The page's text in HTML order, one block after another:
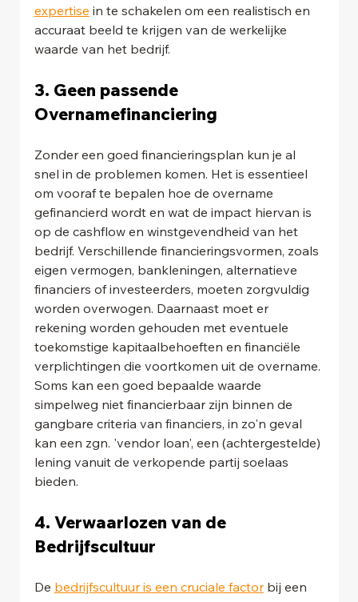
expertise in te schakelen om een realistisch en
accuraat beeld te krijgen van de werkelijke
waarde van het bedrijf.
3. Geen passende
Overnamefinanciering
Zonder een goed financieringsplan kun je al
snel in de problemen komen. Het is essentieel
om vooraf te bepalen hoe de overname
gefinancierd wordt en wat de impact hiervan is
op de cashflow en winstgevendheid van het
bedrijf. Verschillende financieringsvormen, zoals
eigen vermogen, bankleningen, alternatieve
financiers of investeerders, moeten zorgvuldig
worden overwogen. Daarnaast moet er
rekening worden gehouden met eventuele
toekomstige kapitaalbehoeften en financiële
verplichtingen die voortkomen uit de overname.
Soms kan een goed bepaalde waarde
simpelweg niet financierbaar zijn binnen de
gangbare criteria van financiers, in zo'n geval
kan een zgn. 'vendor loan', een (achtergestelde)
lening vanuit de verkopende partij soelaas
bieden.
4. Verwaarlozen van de
Bedrijfscultuur
De bedrijfscultuur is een cruciale factor bij een